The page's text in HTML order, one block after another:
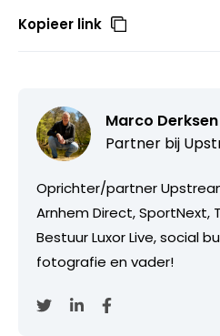
Kopieer link
Marco Derksen
Partner bij
Oprichter/partner
Arnhem Direct, SportNext,
Bestuur Luxor Live, social
fotografie en vader!